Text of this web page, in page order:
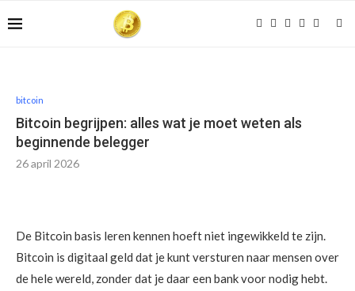
bitcoin
Bitcoin begrijpen: alles wat je moet weten als
beginnende belegger
26 april 2026
De Bitcoin basis leren kennen hoeft niet ingewikkeld te zijn.
Bitcoin is digitaal geld dat je kunt versturen naar mensen over
de hele wereld, zonder dat je daar een bank voor nodig hebt.